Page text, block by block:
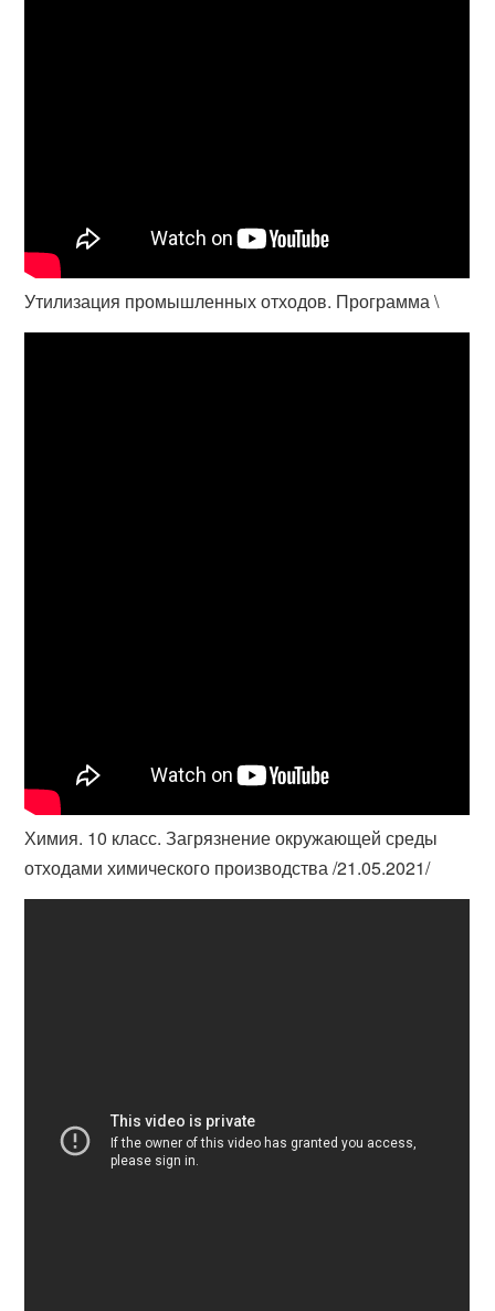
Утилизация промышленных отходов. Программа \
Химия. 10 класс. Загрязнение окружающей среды
отходами химического производства /21.05.2021/